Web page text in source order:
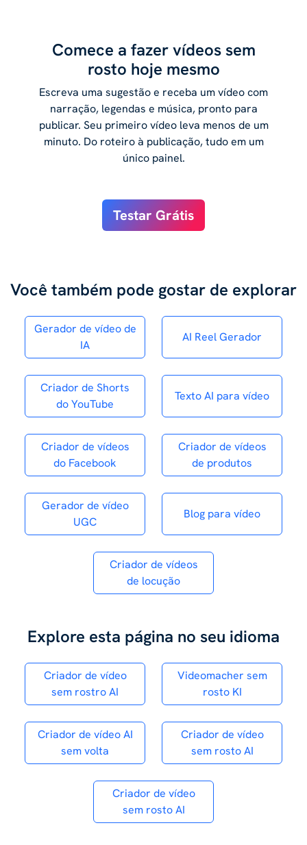
Comece a fazer vídeos sem
rosto hoje mesmo
Escreva uma sugestão e receba um vídeo com
narração, legendas e música, pronto para
publicar. Seu primeiro vídeo leva menos de um
minuto. Do roteiro à publicação, tudo em um
único painel.
Testar Grátis
Você também pode gostar de explorar
Gerador de vídeo de
IA
AI Reel Gerador
Criador de Shorts
do YouTube
Texto AI para vídeo
Criador de vídeos
do Facebook
Criador de vídeos
de produtos
Gerador de vídeo
UGC
Blog para vídeo
Criador de vídeos
de locução
Explore esta página no seu idioma
Criador de vídeo
sem rostro AI
Videomacher sem
rosto KI
Criador de vídeo AI
sem volta
Criador de vídeo
sem rosto AI
Criador de vídeo
sem rosto AI